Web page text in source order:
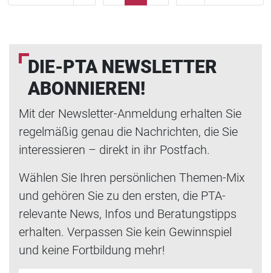
DIE-PTA NEWSLETTER
ABONNIEREN!
Mit der Newsletter-Anmeldung erhalten Sie
regelmäßig genau die Nachrichten, die Sie
interessieren – direkt in ihr Postfach.
Wählen Sie Ihren persönlichen Themen-Mix
und gehören Sie zu den ersten, die PTA-
relevante News, Infos und Beratungstipps
erhalten. Verpassen Sie kein Gewinnspiel
und keine Fortbildung mehr!